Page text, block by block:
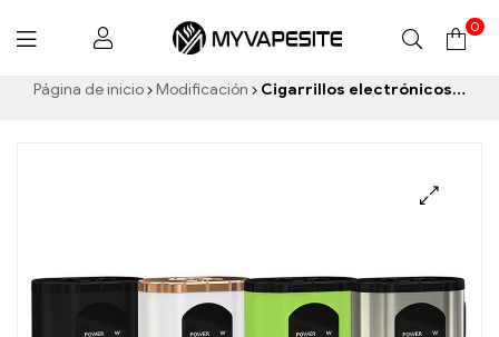
Myvapesite.de
0
Página de inicio Modificación Cigarrillos electrónicos Eleaf Invoke 220W Box Mod al por mayor, personalizados